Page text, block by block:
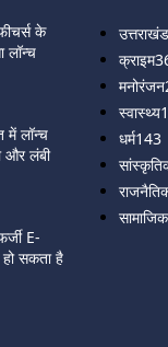
के
लॉन्च
में लॉन्च
और लंबी
E-
सकता है
उत्तराखंड
क्राइम
मनोरंजन
स्वास्थ्य
धर्म143
सामाजिक